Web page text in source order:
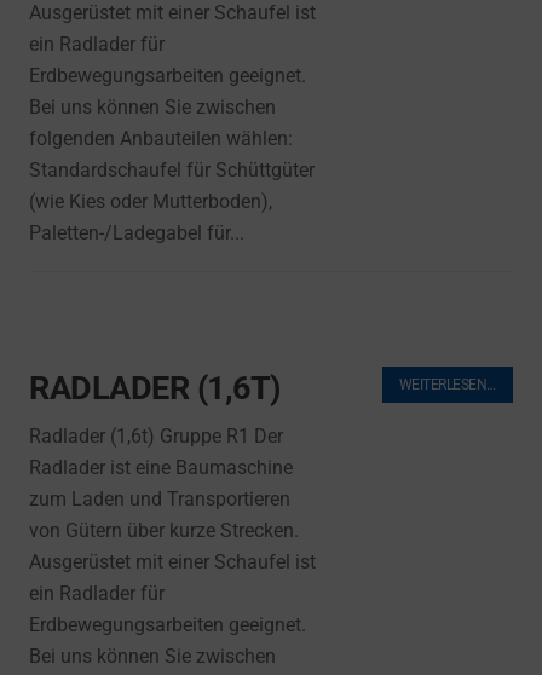
Ausgerüstet mit einer Schaufel ist
ein Radlader für
Erdbewegungsarbeiten geeignet.
Bei uns können Sie zwischen
folgenden Anbauteilen wählen:
Standardschaufel für Schüttgüter
(wie Kies oder Mutterboden),
Paletten-/Ladegabel für...
RADLADER (1,6T)
Radlader (1,6t) Gruppe R1 Der
Radlader ist eine Baumaschine
zum Laden und Transportieren
von Gütern über kurze Strecken.
Ausgerüstet mit einer Schaufel ist
ein Radlader für
Erdbewegungsarbeiten geeignet.
Bei uns können Sie zwischen
WEITERLESEN…